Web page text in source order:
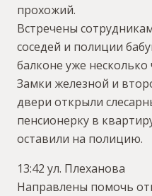
прохожий.
Встречены
соседей и полиции
балконе уже
Замки железной и
двери открыли
пенсионерку в
оставили на полицию.
13:42 ул. Плеханова
Направлены помочь